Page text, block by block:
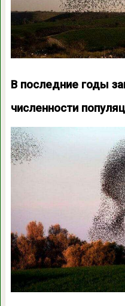
В последние годы
численности